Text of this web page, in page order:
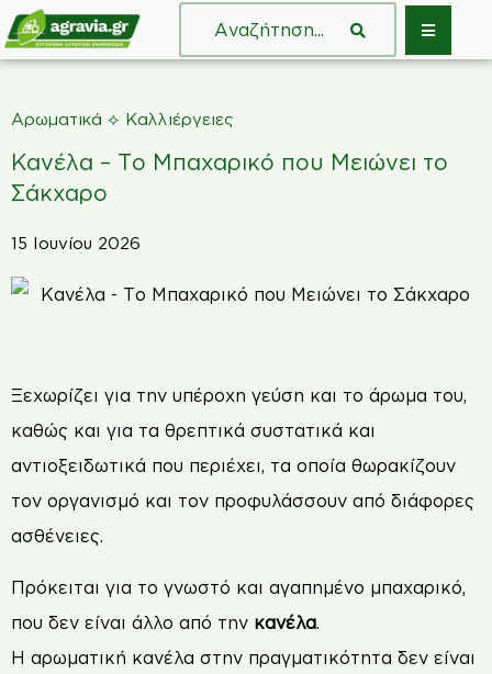
Αρωματικά ⟡ Καλλιέργειες
Κανέλα – Το Μπαχαρικό που Μειώνει το
Σάκχαρο
15 Ιουνίου 2026
Ξεχωρίζει για την υπέροχη γεύση και το άρωμα του,
καθώς και για τα θρεπτικά συστατικά και
αντιοξειδωτικά που περιέχει, τα οποία θωρακίζουν
τον οργανισμό και τον προφυλάσσουν από διάφορες
ασθένειες.
Πρόκειται για το γνωστό και αγαπημένο μπαχαρικό,
που δεν είναι άλλο από την κανέλα.
Η αρωματική κανέλα στην πραγματικότητα δεν είναι